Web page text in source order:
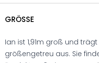
GRÖSSE
Ian ist 1,91m groß und
größengetreu aus. Sie